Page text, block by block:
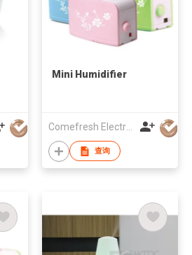
Mini Humidifier
Comefresh Electronic Industry Co., Ltd
查询